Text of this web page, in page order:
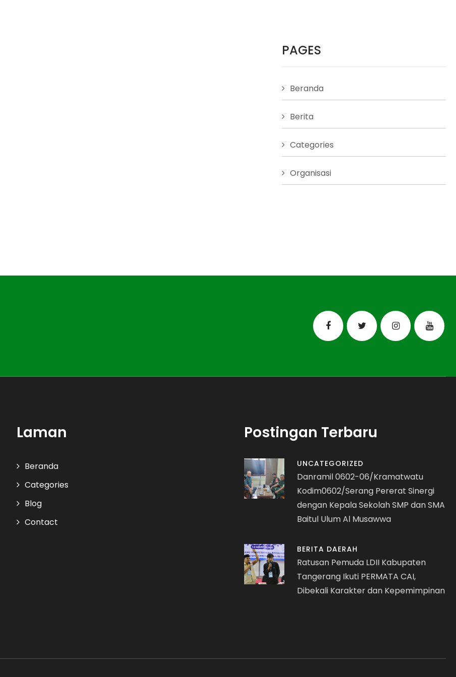
PAGES
Beranda
Berita
Categories
Organisasi
Laman
Beranda
Categories
Blog
Contact
Postingan Terbaru
UNCATEGORIZED
Danramil 0602-06/Kramatwatu
Kodim0602/Serang Pererat Sinergi
dengan Kepala Sekolah SMP dan SMA
Baitul Ulum Al Musawwa
BERITA DAERAH
Ratusan Pemuda LDII Kabupaten
Tangerang Ikuti PERMATA CAI,
Dibekali Karakter dan Kepemimpinan